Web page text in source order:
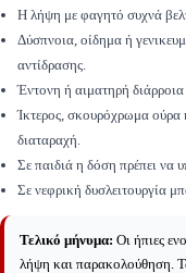
Η λήψη με φαγητό συχνά
Δύσπνοια, οίδημα ή
αντίδρασης.
Έντονη ή αιματηρή διάρροια
Ίκτερος, σκουρόχρωμα ούρα
διαταραχή.
Σε παιδιά η δόση πρέπει να
Σε νεφρική δυσλειτουργία
Τελικό μήνυμα: Οι ήπιες
λήψη και παρακολούθηση.